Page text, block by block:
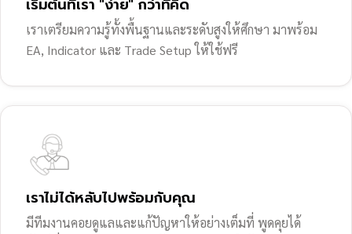
เริ่มต้นที่เรา "ง่าย" กว่าที่คิด
เราเตรียมความรู้ทั้งพื้นฐานและระดับสูงให้ศึกษา มาพร้อม
EA, Indicator และ Trade Setup ให้ใช้ฟรี
เราไม่ได้หลับไปพร้อมกับคุณ
มีทีมงานคอยดูแลและแก้ปัญหาให้อย่างเต็มที่ พูดคุยได้